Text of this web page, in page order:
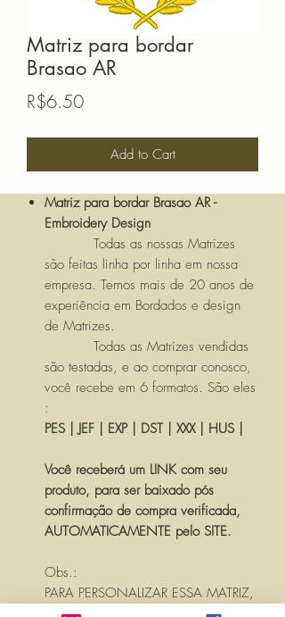
Matriz para bordar
Brasao AR
R$6.50Price
Add to Cart
Matriz para bordar Brasao AR -
Embroidery Design
Todas as nossas Matrizes
são feitas linha por linha em nossa
empresa. Temos mais de 20 anos de
experiência em Bordados e design
de Matrizes.
Todas as Matrizes vendidas
são testadas, e ao comprar conosco,
você recebe em 6 formatos. São eles
:
PES | JEF | EXP | DST | XXX | HUS |
Você receberá um LINK com seu
produto, para ser baixado pós
confirmação de compra verificada,
AUTOMATICAMENTE pelo SITE.
Obs.:
PARA PERSONALIZAR ESSA MATRIZ,